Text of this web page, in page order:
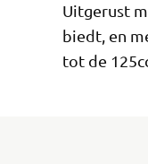
Uitgerust
biedt, en
tot de